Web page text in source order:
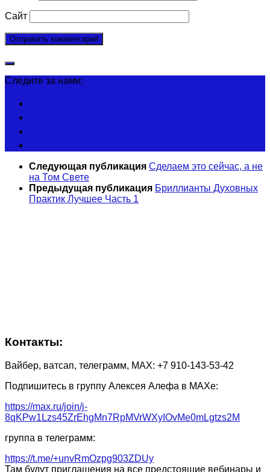
Сайт
Следите за нами:
Следующая публикация Сделаем это сейчас, а не
на Том Свете
Предыдущая публикация Бриллианты Духовных
Практик Лучшее Часть 1
Контакты:
Вайбер, ватсап, телеграмм, МАХ: +7 910-143-53-42
Подпишитесь в группу Алексея Алефа в МАХе:
https://max.ru/join/j-
8qKPw1Lzs45ZrEhgMn7RpMVrWXyIOvMe0mLgtzs2M
группа в телеграмм:
https://t.me/+unvRmOzpg903ZDUy
Там будут приглашения на все предстоящие вебинары и